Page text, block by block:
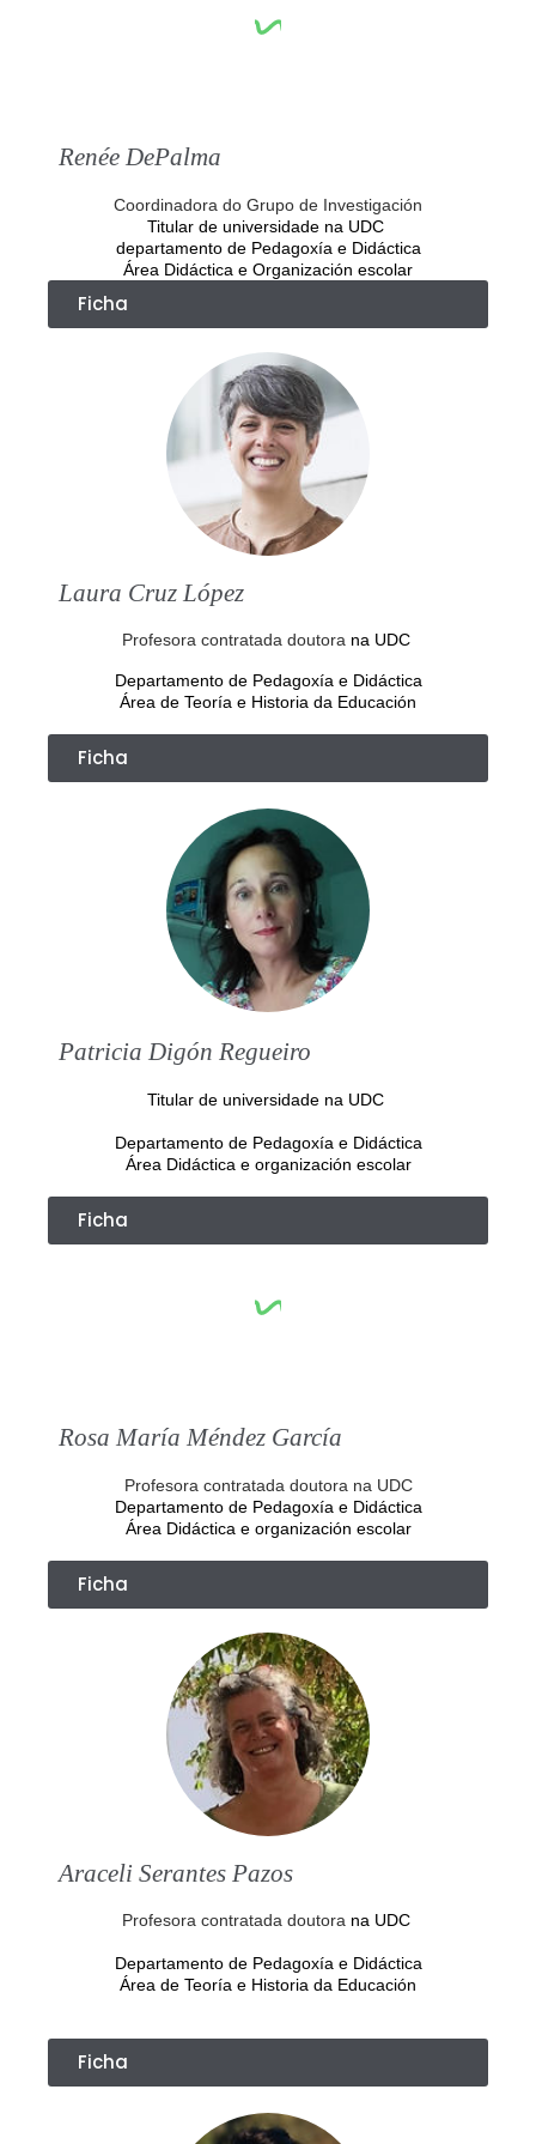
Renée DePalma
Coordinadora do Grupo de Investigación
Titular de universidade na UDC
departamento de Pedagoxía e Didáctica
Área Didáctica e Organización escolar
Ficha
Laura Cruz López
Profesora contratada doutora na UDC
Departamento de Pedagoxía e Didáctica
Área de Teoría e Historia da Educación
Ficha
Patricia Digón Regueiro
Titular de universidade na UDC
Departamento de Pedagoxía e Didáctica
Área Didáctica e organización escolar
Ficha
Rosa María Méndez García
Profesora contratada doutora na UDC
Departamento de Pedagoxía e Didáctica
Área Didáctica e organización escolar
Ficha
Araceli Serantes Pazos
Profesora contratada doutora na UDC
Departamento de Pedagoxía e Didáctica
Área de Teoría e Historia da Educación
Ficha